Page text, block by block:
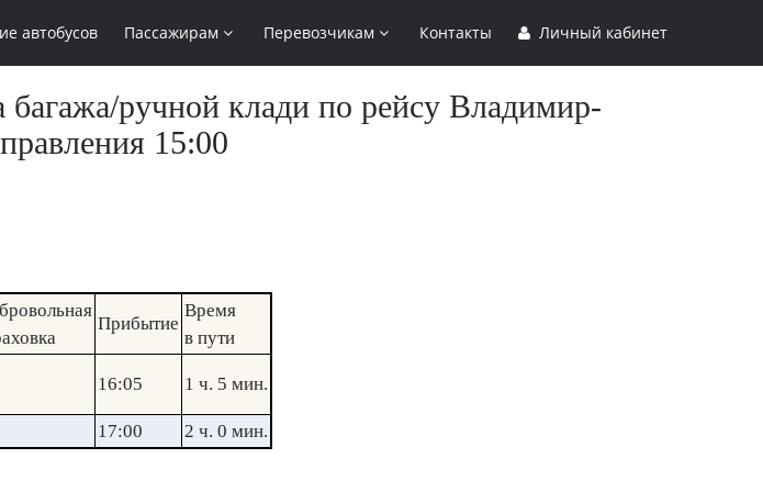
автобусов Пассажирам Перевозчикам Контакты Личный кабинет
ручной клади по рейсу Владимир-
15:00
Прибытие
Время
в пути
16:05 1 ч. 5 мин.
17:00 2 ч. 0 мин.